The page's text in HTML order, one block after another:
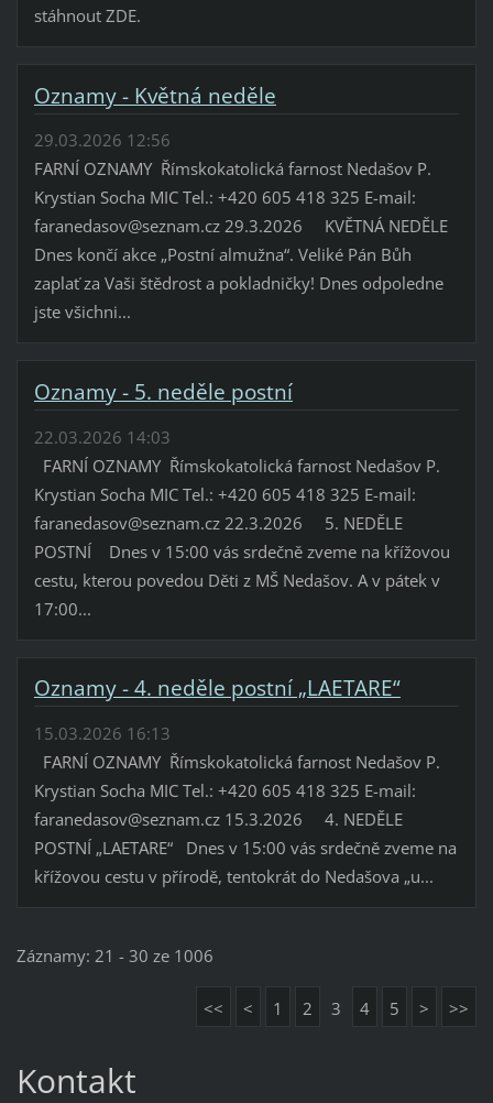
stáhnout ZDE.
Oznamy - Květná neděle
29.03.2026 12:56
FARNÍ OZNAMY Římskokatolická farnost Nedašov P.
Krystian Socha MIC Tel.: +420 605 418 325 E-mail:
faranedasov@seznam.cz 29.3.2026 KVĚTNÁ NEDĚLE
Dnes končí akce „Postní almužna“. Veliké Pán Bůh
zaplať za Vaši štědrost a pokladničky! Dnes odpoledne
jste všichni...
Oznamy - 5. neděle postní
22.03.2026 14:03
FARNÍ OZNAMY Římskokatolická farnost Nedašov P.
Krystian Socha MIC Tel.: +420 605 418 325 E-mail:
faranedasov@seznam.cz 22.3.2026 5. NEDĚLE
POSTNÍ Dnes v 15:00 vás srdečně zveme na křížovou
cestu, kterou povedou Děti z MŠ Nedašov. A v pátek v
17:00...
Oznamy - 4. neděle postní „LAETARE“
15.03.2026 16:13
FARNÍ OZNAMY Římskokatolická farnost Nedašov P.
Krystian Socha MIC Tel.: +420 605 418 325 E-mail:
faranedasov@seznam.cz 15.3.2026 4. NEDĚLE
POSTNÍ „LAETARE“ Dnes v 15:00 vás srdečně zveme na
křížovou cestu v přírodě, tentokrát do Nedašova „u...
Záznamy: 21 - 30 ze 1006
<< < 1 2 3 4 5 > >>
Kontakt